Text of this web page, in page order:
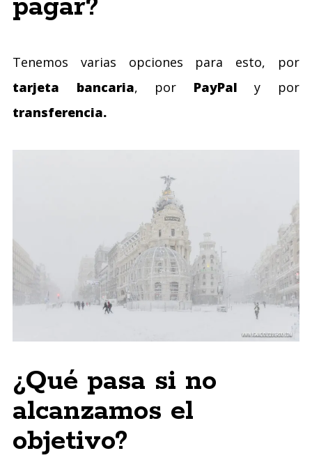
pagar?
Tenemos varias opciones para esto, por
tarjeta bancaria, por PayPal y por
transferencia.
¿Qué pasa si no
alcanzamos el
objetivo?